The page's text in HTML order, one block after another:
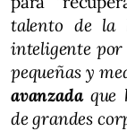
talento de la
inteligente por
pequeñas y
avanzadaque
de grandes